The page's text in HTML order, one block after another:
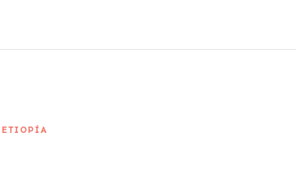
ETIOPÍA